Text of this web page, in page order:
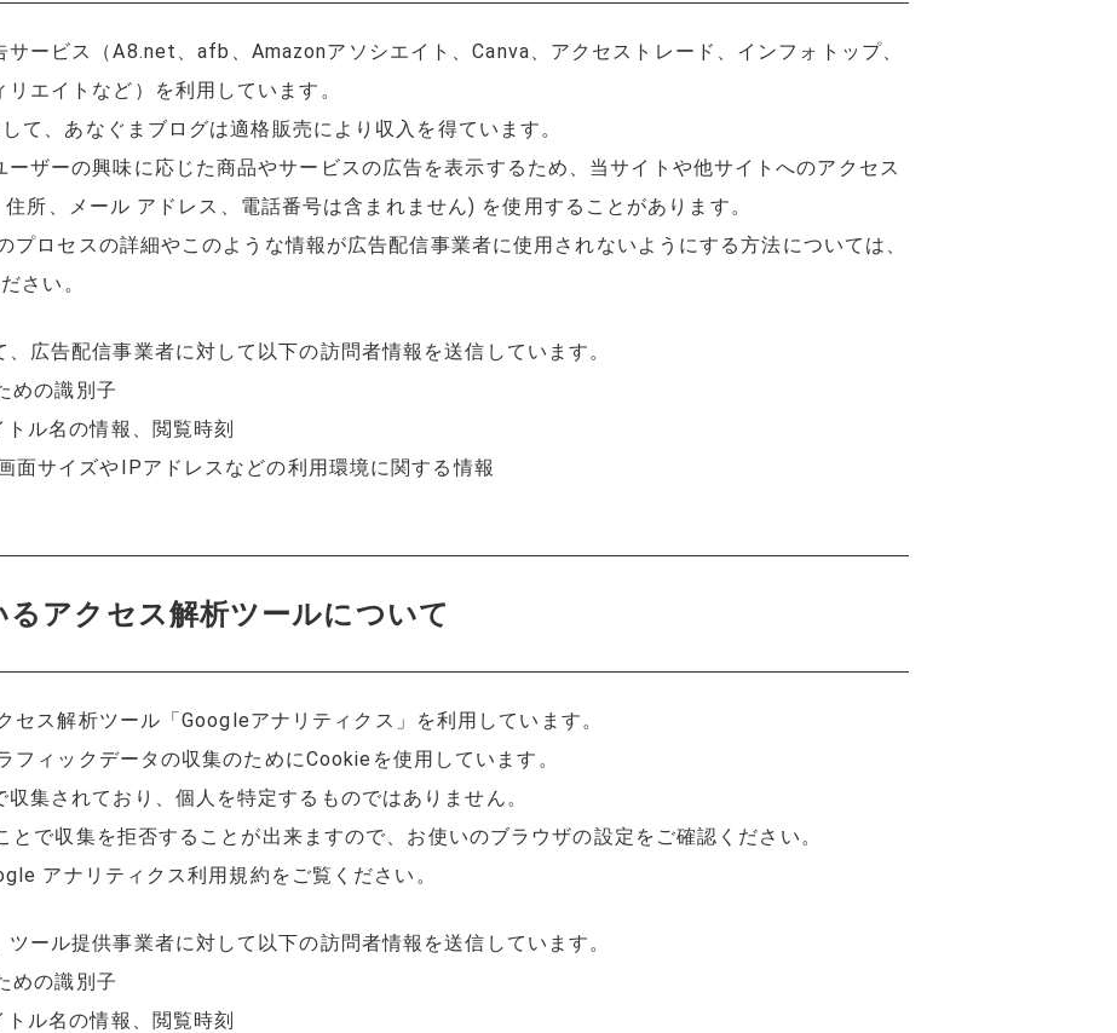
ービス（A8.net、afb、Amazonアソシエイト、Canva、アクセストレード、インフォトップ、
エイトなど）を利用しています。
て、あなぐまブログは適格販売により収入を得ています。
ザーの興味に応じた商品やサービスの広告を表示するため、当サイトや他サイトへのアクセス
所、メール アドレス、電話番号は含まれません) を使用することがあります。
プロセスの詳細やこのような情報が広告配信事業者に使用されないようにする方法については、
さい。
広告配信事業者に対して以下の訪問者情報を送信しています。
めの識別子
ル名の情報、閲覧時刻
面サイズやIPアドレスなどの利用環境に関する情報
アクセス解析ツールについて
セス解析ツール「Googleアナリティクス」を利用しています。
フィックデータの収集のためにCookieを使用しています。
集されており、個人を特定するものではありません。
で収集を拒否することが出来ますので、お使いのブラウザの設定をご確認ください。
アナリティクス利用規約をご覧ください。
ール提供事業者に対して以下の訪問者情報を送信しています。
めの識別子
トル名の情報、閲覧時刻